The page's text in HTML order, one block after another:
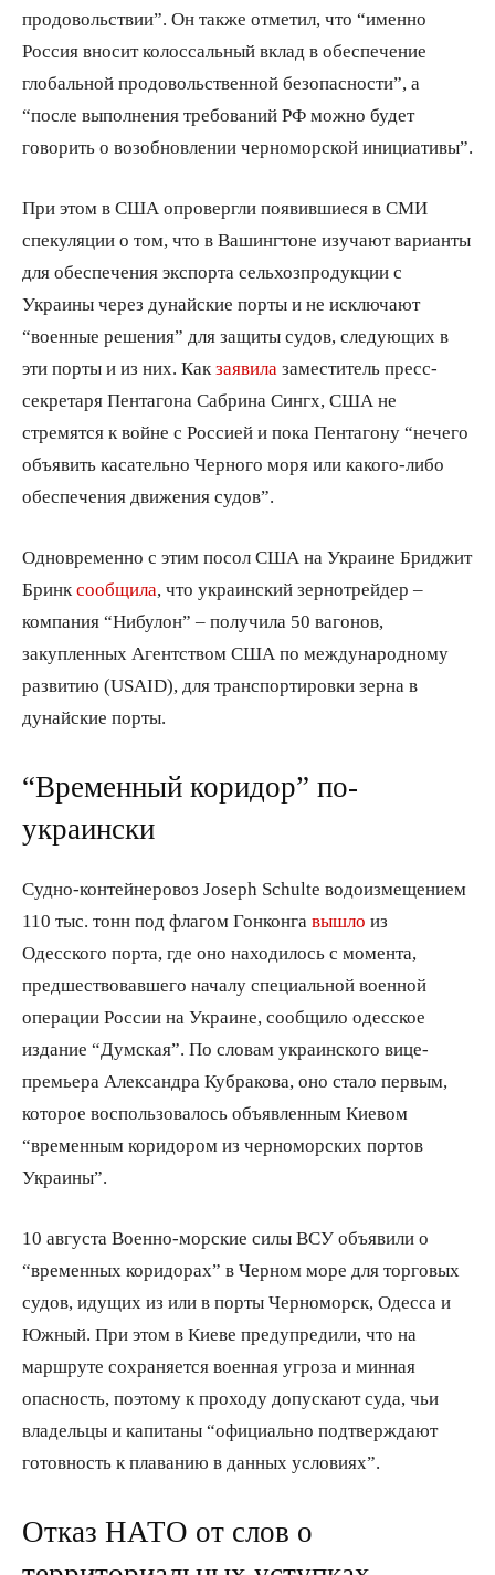
продовольствии”. Он также отметил, что “именно
Россия вносит колоссальный вклад в обеспечение
глобальной продовольственной безопасности”, а
“после выполнения требований РФ можно будет
говорить о возобновлении черноморской инициативы”.
При этом в США опровергли появившиеся в СМИ
спекуляции о том, что в Вашингтоне изучают варианты
для обеспечения экспорта сельхозпродукции с
Украины через дунайские порты и не исключают
“военные решения” для защиты судов, следующих в
эти порты и из них. Как заявила заместитель пресс-
секретаря Пентагона Сабрина Сингх, США не
стремятся к войне с Россией и пока Пентагону “нечего
объявить касательно Черного моря или какого-либо
обеспечения движения судов”.
Одновременно с этим посол США на Украине Бриджит
Бринк сообщила , что украинский зернотрейдер –
компания “Нибулон” – получила 50 вагонов,
закупленных Агентством США по международному
развитию (USAID), для транспортировки зерна в
дунайские порты.
“Временный коридор” по-
украински
Судно-контейнеровоз Joseph Schulte водоизмещением
110 тыс. тонн под флагом Гонконга вышло из
Одесского порта, где оно находилось с момента,
предшествовавшего началу специальной военной
операции России на Украине, сообщило одесское
издание “Думская”. По словам украинского вице-
премьера Александра Кубракова, оно стало первым,
которое воспользовалось объявленным Киевом
“временным коридором из черноморских портов
Украины”.
10 августа Военно-морские силы ВСУ объявили о
“временных коридорах” в Черном море для торговых
судов, идущих из или в порты Черноморск, Одесса и
Южный. При этом в Киеве предупредили, что на
маршруте сохраняется военная угроза и минная
опасность, поэтому к проходу допускают суда, чьи
владельцы и капитаны “официально подтверждают
готовность к плаванию в данных условиях”.
Отказ НАТО от слов о